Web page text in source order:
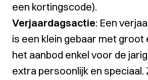
een kortingscode).
Verjaardagsactie: Een
is een klein gebaar met groot
het aanbod enkel voor de
extra persoonlijk en